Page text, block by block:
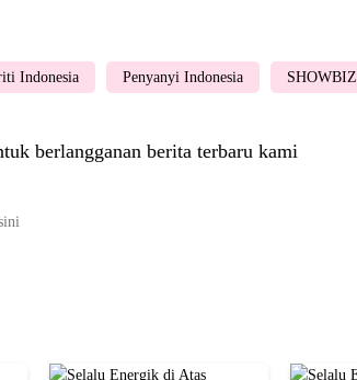
Indonesia Penyanyi Indonesia SHOWBIZ
berlangganan berita terbaru kami